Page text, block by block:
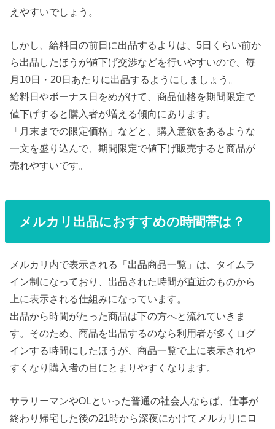
えやすいでしょう。
しかし、給料日の前日に出品するよりは、5日くらい前か
ら出品したほうが値下げ交渉などを行いやすいので、毎
月10日・20日あたりに出品するようにしましょう。
給料日やボーナス日をめがけて、商品価格を期間限定で
値下げすると購入者が増える傾向にあります。
「月末までの限定価格」などと、購入意欲をあるような
一文を盛り込んで、期間限定で値下げ販売すると商品が
売れやすいです。
メルカリ出品におすすめの時間帯は？
メルカリ内で表示される「出品商品一覧」は、タイムラ
イン制になっており、出品された時間が直近のものから
上に表示される仕組みになっています。
出品から時間がたった商品は下の方へと流れていきま
す。そのため、商品を出品するのなら利用者が多くログ
インする時間にしたほうが、商品一覧で上に表示されや
すくなり購入者の目にとまりやすくなります。
サラリーマンやOLといった普通の社会人ならば、仕事が
終わり帰宅した後の21時から深夜にかけてメルカリにロ